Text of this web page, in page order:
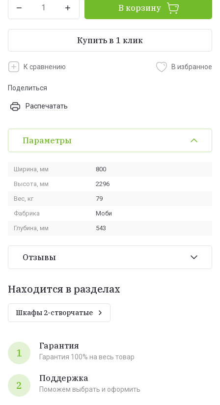
В корзину
Купить в 1 клик
К сравнению В избранное
Поделиться
Распечатать
Параметры
Ширина, мм
800
Высота, мм
2296
Вес, кг
79
Фабрика
Моби
Глубина, мм
543
Отзывы
Находится в разделах
Шкафы 2-створчатые
1
Гарантия
Гарантия 100% на весь товар
2
Поддержка
Поможем выбрать и оформить